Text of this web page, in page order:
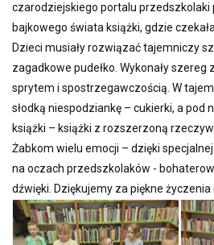
czarodziejskiego portalu przedszkolaki
bajkowego świata książki, gdzie
Dzieci musiały rozwiązać tajemniczy
zagadkowe pudełko. Wykonały szereg
sprytem i spostrzegawczością. W
słodką niespodziankę – cukierki, a pod
książki – książki z rozszerzoną
Żabkom wielu emocji – dzięki
na oczach przedszkolaków -
dźwięki. Dziękujemy za piękne